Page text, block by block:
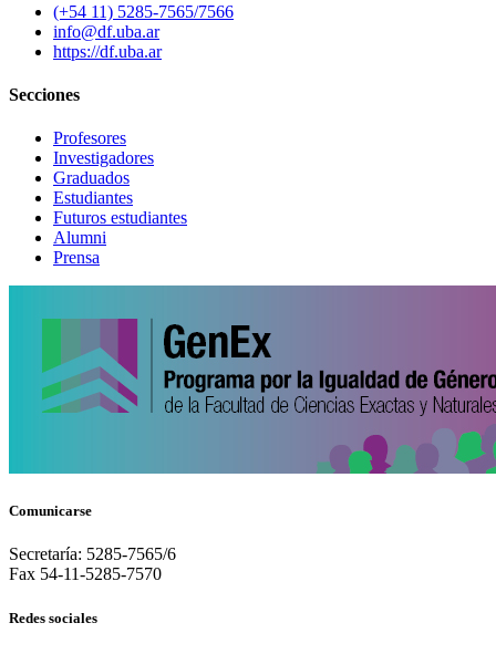
(+54 11) 5285-7565/7566
info@df.uba.ar
https://df.uba.ar
Secciones
Profesores
Investigadores
Graduados
Estudiantes
Futuros estudiantes
Alumni
Prensa
Comunicarse
Secretaría: 5285-7565/6
Fax 54-11-5285-7570
Redes sociales